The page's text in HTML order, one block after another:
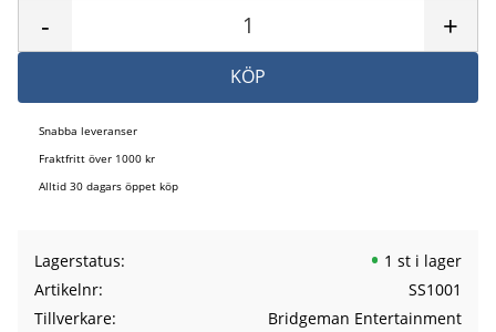
+
-
KÖP
Snabba leveranser
Fraktfritt över 1000 kr
Alltid 30 dagars öppet köp
Lagerstatus
1 st i lager
Artikelnr
SS1001
Tillverkare
Bridgeman Entertainment